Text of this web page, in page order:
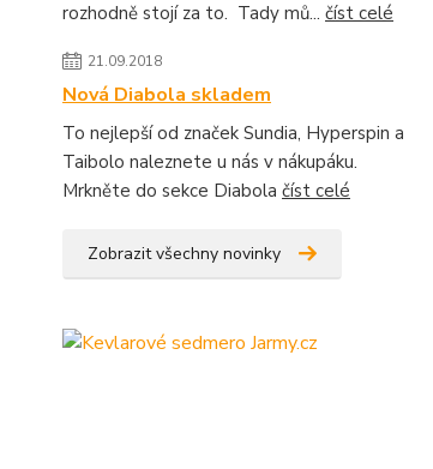
rozhodně stojí za to. Tady mů... číst celé
21.09.2018
Nová Diabola skladem
To nejlepší od značek Sundia, Hyperspin a
Taibolo naleznete u nás v nákupáku.
Mrkněte do sekce Diabola číst celé
Zobrazit všechny novinky